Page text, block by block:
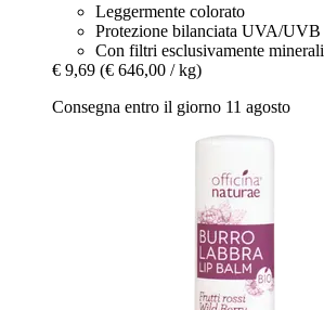
Leggermente colorato
Protezione bilanciata UVA/UVB
Con filtri esclusivamente minerali
€ 9,69 (€ 646,00 / kg)
Consegna entro il giorno 11 agosto